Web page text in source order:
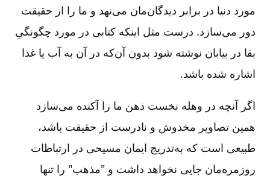
مورد دنیا در برابر دیدگان‌مان می‌نهد و ما را از حقیقت
دور می‌سازد. درست مثل اینکه کتابی در مورد چگونگیِ
بقا در بیابان نوشته شود بدون آن‌که در آن به آب یا غذا
اشاره شده باشد.
اگر آنچه در وهله نخست ذهن ما را آکنده می‌سازد
همین تصاویر مخدوش و نادرست از حقیقت باشد،
طبیعی است که به‌تدریج ایمان مسیحی در ارتباطات
روزمره‌مان جایی نخواهد داشت و "مذهب" را تنها